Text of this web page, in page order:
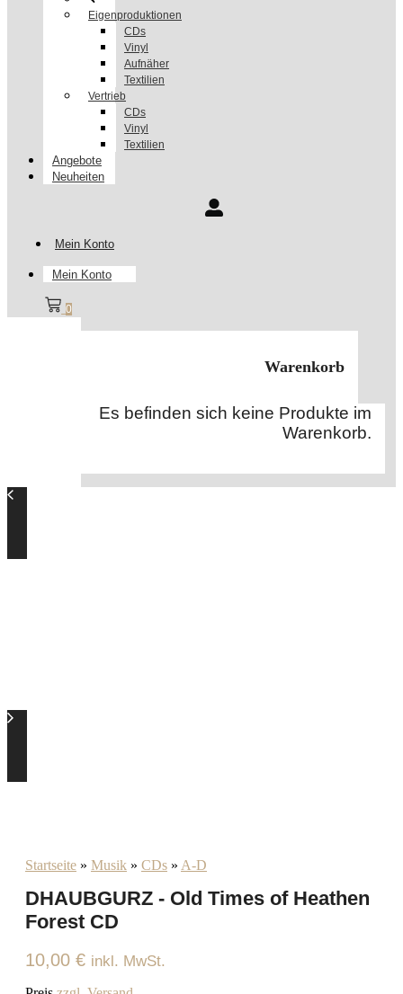
Eigenproduktionen
CDs
Vinyl
Aufnäher
Textilien
Vertrieb
CDs
Vinyl
Textilien
Angebote
Neuheiten
Mein Konto
Mein Konto
0
Warenkorb
Es befinden sich keine Produkte im
Warenkorb.
Startseite » Musik » CDs » A-D
DHAUBGURZ - Old Times of Heathen
Forest CD
10,00 € inkl. MwSt.